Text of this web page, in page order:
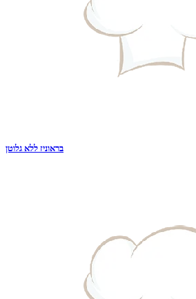
בראוניז ללא גלוטן